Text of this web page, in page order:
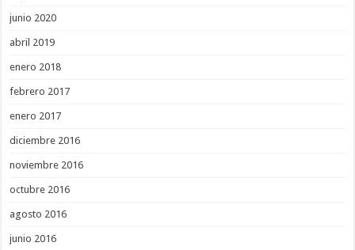
junio 2020
abril 2019
enero 2018
febrero 2017
enero 2017
diciembre 2016
noviembre 2016
octubre 2016
agosto 2016
junio 2016